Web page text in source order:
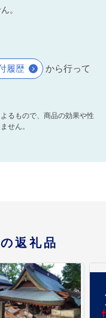
。
履歴
から行って
るもので、商品の効果や性
せん。
返礼品